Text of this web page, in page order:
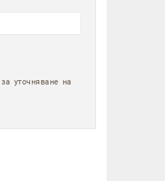
уточняване на